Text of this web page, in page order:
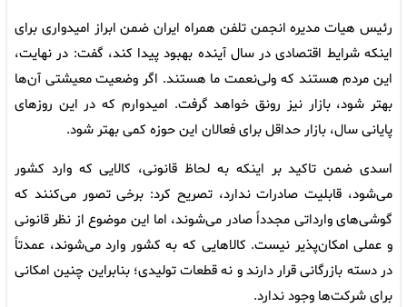
رئیس هیات مدیره انجمن تلفن همراه ایران ضمن ابراز امیدواری برای
اینکه شرایط اقتصادی در سال آینده بهبود پیدا کند، گفت: در نهایت،
این مردم هستند که ولی‌نعمت ما هستند. اگر وضعیت معیشتی آن‌ها
بهتر شود، بازار نیز رونق خواهد گرفت. امیدوارم که در این روزهای
پایانی سال، بازار حداقل برای فعالان این حوزه کمی بهتر شود.
اسدی ضمن تاکید بر اینکه به لحاظ قانونی، کالایی که وارد کشور
می‌شود، قابلیت صادرات ندارد، تصریح کرد: برخی تصور می‌کنند که
گوشی‌های وارداتی مجدداً صادر می‌شوند، اما این موضوع از نظر قانونی
و عملی امکان‌پذیر نیست. کالاهایی که به کشور وارد می‌شوند، عمدتاً
در دسته بازرگانی قرار دارند و نه قطعات تولیدی؛ بنابراین چنین امکانی
برای شرکت‌ها وجود ندارد.